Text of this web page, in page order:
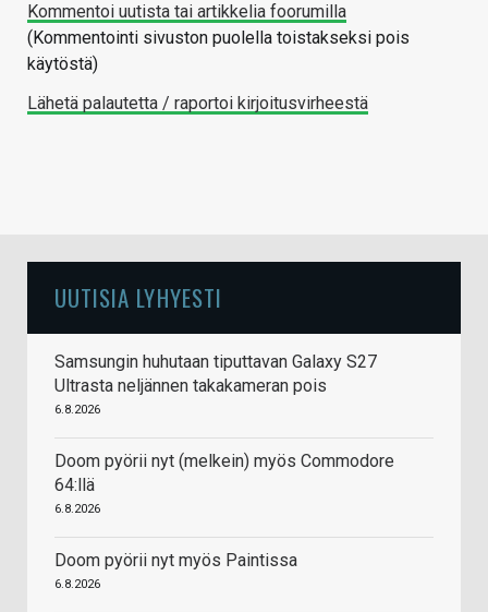
Kommentoi uutista tai artikkelia foorumilla
(Kommentointi sivuston puolella toistakseksi pois
käytöstä)
Lähetä palautetta / raportoi kirjoitusvirheestä
UUTISIA LYHYESTI
Samsungin huhutaan tiputtavan Galaxy S27
Ultrasta neljännen takakameran pois
6.8.2026
Doom pyörii nyt (melkein) myös Commodore
64:llä
6.8.2026
Doom pyörii nyt myös Paintissa
6.8.2026